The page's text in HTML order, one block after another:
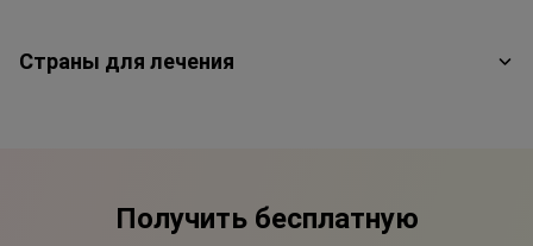
Страны для лечения
Получить бесплатную